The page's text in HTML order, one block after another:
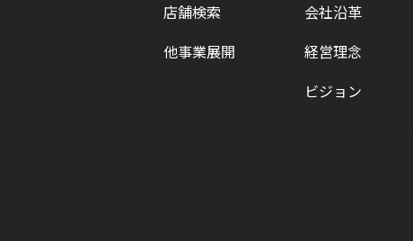
店舗検索
他事業展開
会社沿革
経営理念
ビジョン